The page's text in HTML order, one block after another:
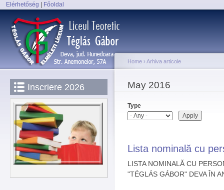
Elérhetőség Főoldal
Main menu
Inscriere 2026 You are here
Home › Arhiva articole
May 2016
Type
Lista nominală cu
LISTA NOMINALĂ CU
"TÉGLÁS GÁBOR" DEVA ÎN